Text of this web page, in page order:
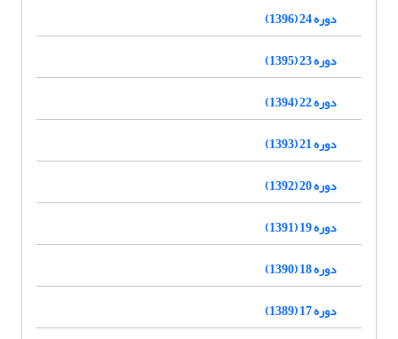
دوره 24 (1396)
دوره 23 (1395)
دوره 22 (1394)
دوره 21 (1393)
دوره 20 (1392)
دوره 19 (1391)
دوره 18 (1390)
دوره 17 (1389)